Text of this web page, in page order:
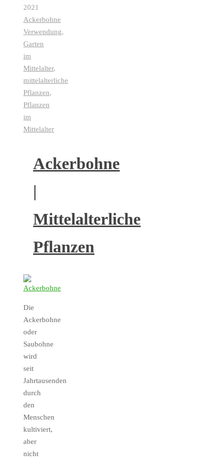
2021
Ackerbohne
Verwendung,
Garten
im
Mittelalter,
mittelalterliche
Pflanzen,
Pflanzen
im
Mittelalter
Ackerbohne
|
Mittelalterliche
Pflanzen
Die
Ackerbohne
oder
Saubohne
wird
seit
Jahrtausenden
durch
den
Menschen
kultiviert,
aber
nicht